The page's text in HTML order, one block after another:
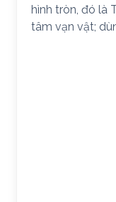
hình tròn, đó là
tâm vạn vật;